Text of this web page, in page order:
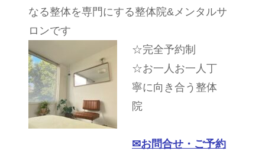
なる整体を専門にする整体院&メンタルサ
ロンです
☆完全予約制
☆お一人お一人丁
寧に向き合う整体
院
✉︎お問合せ・ご予約